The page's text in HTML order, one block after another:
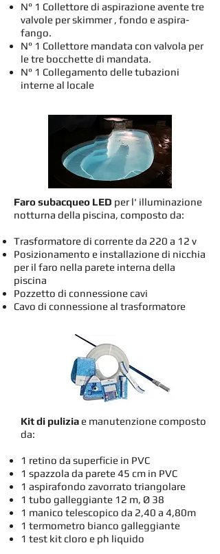
N° 1 Collettore di aspirazione avente tre
valvole per skimmer , fondo e aspira-
fango.
N° 1 Collettore mandata con valvola per
le tre bocchette di mandata.
N° 1 Collegamento delle tubazioni
interne al locale
Faro subacqueo LED per l' illuminazione
notturna della piscina, composto da:
Trasformatore di corrente da 220 a 12 v
Posizionamento e installazione di nicchia
per il faro nella parete interna della
piscina
Pozzetto di connessione cavi
Cavo di connessione al trasformatore
Kit di pulizia e manutenzione composto
da:
1 retino da superficie in PVC
1 spazzola da parete 45 cm in PVC
1 aspirafondo zavorrato triangolare
1 tubo galleggiante 12 m, Ø 38
1 manico telescopico da 2,40 a 4,80m
1 termometro bianco galleggiante
1 test kit cloro e ph liquido